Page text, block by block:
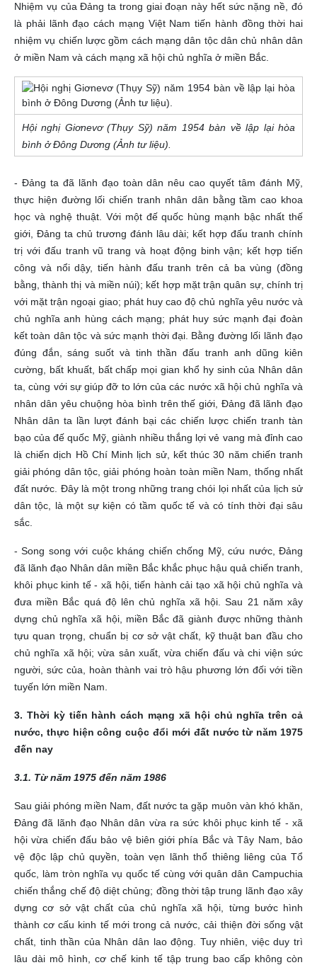
Nhiệm vụ của Đảng ta trong giai đoạn này hết sức nặng nề, đó
là phải lãnh đạo cách mạng Việt Nam tiến hành đồng thời hai
nhiệm vụ chiến lược gồm cách mạng dân tộc dân chủ nhân dân
ở miền Nam và cách mạng xã hội chủ nghĩa ở miền Bắc.
Hội nghị Giơnevơ (Thụy Sỹ) năm 1954 bàn về lập lại hòa
bình ở Đông Dương (Ảnh tư liệu).
- Đảng ta đã lãnh đạo toàn dân nêu cao quyết tâm đánh Mỹ,
thực hiện đường lối chiến tranh nhân dân bằng tầm cao khoa
học và nghệ thuật. Với một đế quốc hùng mạnh bậc nhất thế
giới, Đảng ta chủ trương đánh lâu dài; kết hợp đấu tranh chính
trị với đấu tranh vũ trang và hoạt động binh vận; kết hợp tiến
công và nổi dậy, tiến hành đấu tranh trên cả ba vùng (đồng
bằng, thành thị và miền núi); kết hợp mặt trận quân sự, chính trị
với mặt trận ngoại giao; phát huy cao độ chủ nghĩa yêu nước và
chủ nghĩa anh hùng cách mạng; phát huy sức mạnh đại đoàn
kết toàn dân tộc và sức mạnh thời đại. Bằng đường lối lãnh đạo
đúng đắn, sáng suốt và tinh thần đấu tranh anh dũng kiên
cường, bất khuất, bất chấp mọi gian khổ hy sinh của Nhân dân
ta, cùng với sự giúp đỡ to lớn của các nước xã hội chủ nghĩa và
nhân dân yêu chuộng hòa bình trên thế giới, Đảng đã lãnh đạo
Nhân dân ta lần lượt đánh bại các chiến lược chiến tranh tàn
bạo của đế quốc Mỹ, giành nhiều thắng lợi vẻ vang mà đỉnh cao
là chiến dịch Hồ Chí Minh lịch sử, kết thúc 30 năm chiến tranh
giải phóng dân tộc, giải phóng hoàn toàn miền Nam, thống nhất
đất nước. Đây là một trong những trang chói lọi nhất của lịch sử
dân tộc, là một sự kiện có tầm quốc tế và có tính thời đại sâu
sắc.
- Song song với cuộc kháng chiến chống Mỹ, cứu nước, Đảng
đã lãnh đạo Nhân dân miền Bắc khắc phục hậu quả chiến tranh,
khôi phục kinh tế - xã hội, tiến hành cải tạo xã hội chủ nghĩa và
đưa miền Bắc quá độ lên chủ nghĩa xã hội. Sau 21 năm xây
dựng chủ nghĩa xã hội, miền Bắc đã giành được những thành
tựu quan trọng, chuẩn bị cơ sở vật chất, kỹ thuật ban đầu cho
chủ nghĩa xã hội; vừa sản xuất, vừa chiến đấu và chi viện sức
người, sức của, hoàn thành vai trò hậu phương lớn đối với tiền
tuyến lớn miền Nam.
3. Thời kỳ tiến hành cách mạng xã hội chủ nghĩa trên cả
nước, thực hiện công cuộc đổi mới đất nước từ năm 1975
đến nay
3.1. Từ năm 1975 đến năm 1986
Sau giải phóng miền Nam, đất nước ta gặp muôn vàn khó khăn,
Đảng đã lãnh đạo Nhân dân vừa ra sức khôi phục kinh tế - xã
hội vừa chiến đấu bảo vệ biên giới phía Bắc và Tây Nam, bảo
vệ độc lập chủ quyền, toàn vẹn lãnh thổ thiêng liêng của Tổ
quốc, làm tròn nghĩa vụ quốc tế cùng với quân dân Campuchia
chiến thắng chế độ diệt chủng; đồng thời tập trung lãnh đạo xây
dựng cơ sở vật chất của chủ nghĩa xã hội, từng bước hình
thành cơ cấu kinh tế mới trong cả nước, cải thiện đời sống vật
chất, tinh thần của Nhân dân lao động. Tuy nhiên, việc duy trì
lâu dài mô hình, cơ chế kinh tế tập trung bao cấp không còn